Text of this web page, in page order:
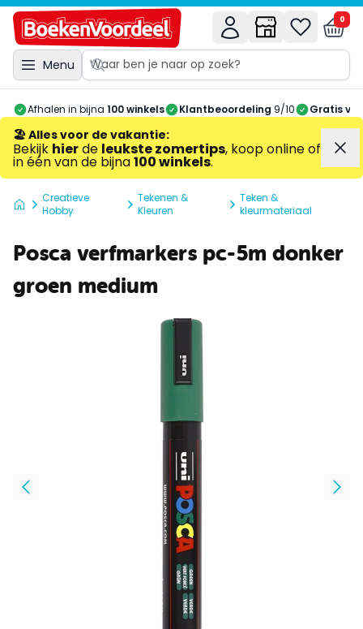
Menu
0
Afhalen in bijna 100 winkels Klantbeoordeling 9/10 Gratis
🏖️ Alles voor de vakantie:
Bekijk hierde leukste zomertips, koop online of
in één van de bijna100 winkels.
Creatieve
Hobby
Tekenen &
Kleuren
Teken &
kleurmateriaal
Posca verfmarkers pc-5m donker
groen medium